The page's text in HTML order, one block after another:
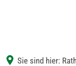
Sie sind hier: